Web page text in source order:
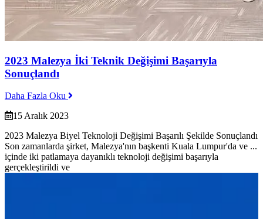
2023 Malezya İki Teknik Değişimi Başarıyla
Sonuçlandı
Daha Fazla Oku
15 Aralık 2023
2023 Malezya Biyel Teknoloji Değişimi Başarılı Şekilde Sonuçlandı
Son zamanlarda şirket, Malezya'nın başkenti Kuala Lumpur'da ve ...
içinde iki patlamaya dayanıklı teknoloji değişimi başarıyla
gerçekleştirildi ve